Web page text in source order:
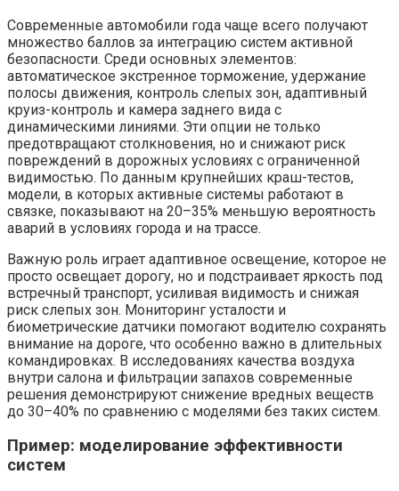
Современные автомобили года чаще всего получают
множество баллов за интеграцию систем активной
безопасности. Среди основных элементов:
автоматическое экстренное торможение, удержание
полосы движения, контроль слепых зон, адаптивный
круиз-контроль и камера заднего вида с
динамическими линиями. Эти опции не только
предотвращают столкновения, но и снижают риск
повреждений в дорожных условиях с ограниченной
видимостью. По данным крупнейших краш-тестов,
модели, в которых активные системы работают в
связке, показывают на 20–35% меньшую вероятность
аварий в условиях города и на трассе.
Важную роль играет адаптивное освещение, которое не
просто освещает дорогу, но и подстраивает яркость под
встречный транспорт, усиливая видимость и снижая
риск слепых зон. Мониторинг усталости и
биометрические датчики помогают водителю сохранять
внимание на дороге, что особенно важно в длительных
командировках. В исследованиях качества воздуха
внутри салона и фильтрации запахов современные
решения демонстрируют снижение вредных веществ
до 30–40% по сравнению с моделями без таких систем.
Пример: моделирование эффективности
систем